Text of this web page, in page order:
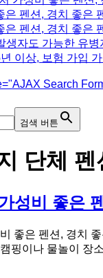
펜션, 경치 좋은
펜션, 경치 좋은
생자도 가능한 유
이상, 보험 가입
Search
검색 버튼
단체 펜
성비 좋은
좋은 펜션, 경치
핑이나 물놀이 장